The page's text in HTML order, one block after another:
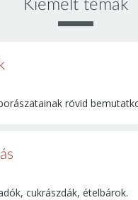
Kiemelt témák
rövid
cukrászdák, ételbárok.